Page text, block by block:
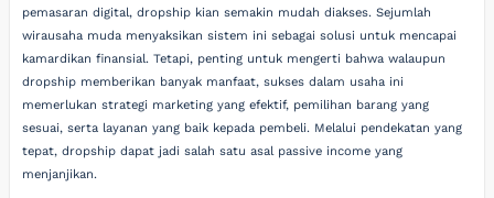
pemasaran digital, dropship kian semakin mudah diakses. Sejumlah
wirausaha muda menyaksikan sistem ini sebagai solusi untuk mencapai
kamardikan finansial. Tetapi, penting untuk mengerti bahwa walaupun
dropship memberikan banyak manfaat, sukses dalam usaha ini
memerlukan strategi marketing yang efektif, pemilihan barang yang
sesuai, serta layanan yang baik kepada pembeli. Melalui pendekatan yang
tepat, dropship dapat jadi salah satu asal passive income yang
menjanjikan.